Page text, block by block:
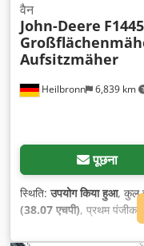
Heilbronn 6,839 km
वैन
John-Deere F1445
Aufsitzmäher
पूछना
स्थिति:उपयोग किया हुआ, कुल
(38.07 एचपी), प्रथम
,